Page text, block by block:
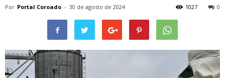
Por Portal Coroado - 30 de agosto de 2024 0
1027